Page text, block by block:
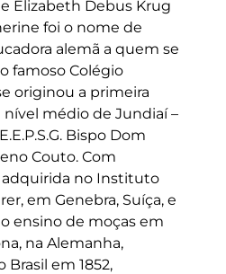
Elizabeth Debus Krug
foi o nome de
alemã a quem se
famoso Colégio
originou a primeira
nível médio de Jundiaí –
Bispo Dom
Couto. Com
no Instituto
em Genebra, Suíça, e
ensino de moças em
na Alemanha,
Brasil em 1852,